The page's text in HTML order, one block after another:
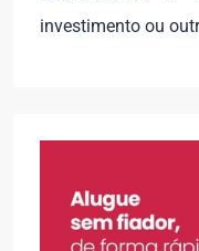
investimento ou